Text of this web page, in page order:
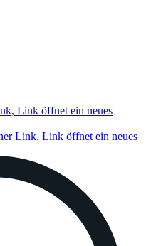
Link öffnet ein neues
Link, Link öffnet ein neues